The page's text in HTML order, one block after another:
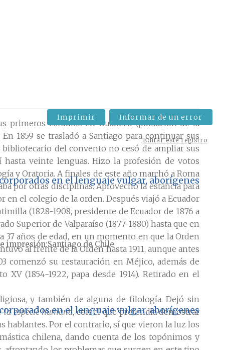
primeros estudios en Gualleco (población de la
1859 se trasladó a Santiago para continuar sus
del convento no cesó de ampliar sus
veinte lenguas. Hizo la profesión de votos
y Oratoria. A finales de este año marchó a Roma
por otras disciplinas. Aprovechó la estancia para
en el colegio de la orden. Después viajó a Ecuador
(1828-1908, presidente de Ecuador de 1876 a
Superior de Valparaíso (1877-1880) hasta que en
37 años de edad, en un momento en que la Orden
al frente de la Orden hasta 1911, aunque antes
comenzó su restauración en Méjico, además de
(1854-1922, papa desde 1914). Retirado en el
y también de alguna de filología. Dejó sin
la especie humana, con el que pretendía demostrar
hablantes. Por el contrario, sí que vieron la luz los
chilena, dando cuenta de los topónimos y
Imprimir Informar de un error
Editar este registro
en el lenguaje vulgar, aborígenes
impresión Santiago de Chile
en el lenguaje vulgar, aborígenes